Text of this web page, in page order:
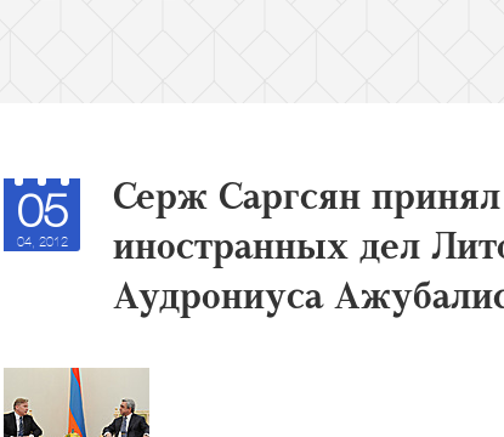
05
04, 2012
Серж Саргсян
иностранных дел
Аудрониуса